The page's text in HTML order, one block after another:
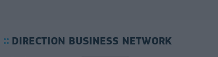
DIRECTION BUSINESS NETWORK